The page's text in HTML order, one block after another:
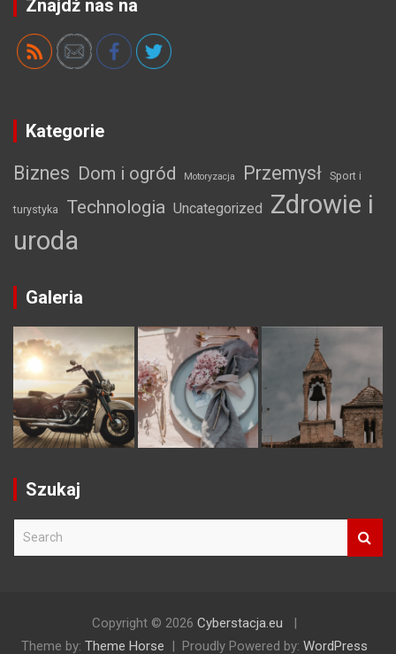
Znajdź nas na
Kategorie
Biznes Dom i ogród Motoryzacja Przemysł Sport i
turystyka Technologia Uncategorized
Zdrowie i
uroda
Galeria
Szukaj
Copyright © 2026 Cyberstacja.eu
Theme by: Theme Horse Proudly Powered by: WordPress